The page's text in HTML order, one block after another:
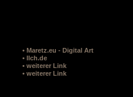
• Maretz.eu - Digital Art
• Ilch.de
• weiterer Link
• weiterer Link